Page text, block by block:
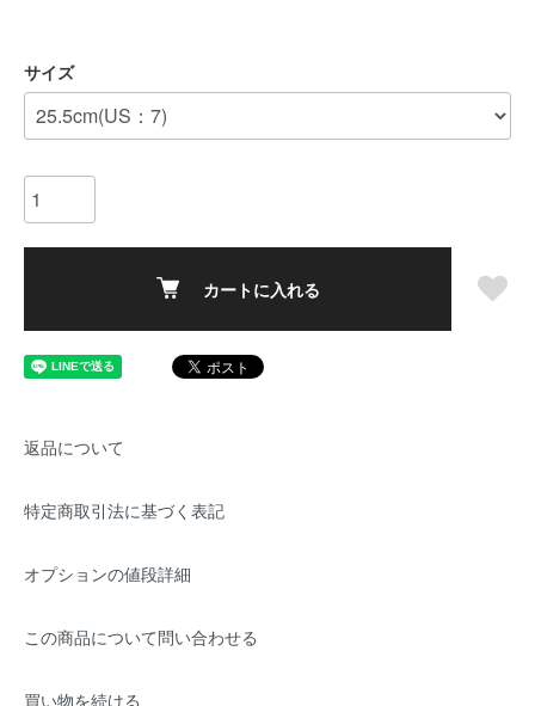
サイズ
カートに入れる
返品について
特定商取引法に基づく表記
オプションの値段詳細
この商品について問い合わせる
買い物を続ける